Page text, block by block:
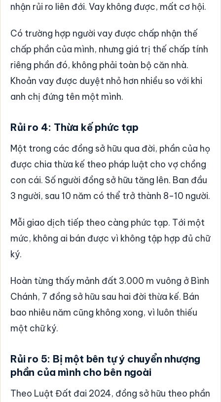
nhận rủi ro liên đới. Vay không được, mất cơ hội.
Có trường hợp người vay được chấp nhận thế
chấp phần của mình, nhưng giá trị thế chấp tính
riêng phần đó, không phải toàn bộ căn nhà.
Khoản vay được duyệt nhỏ hơn nhiều so với khi
anh chị đứng tên một mình.
Rủi ro 4: Thừa kế phức tạp
Một trong các đồng sở hữu qua đời, phần của họ
được chia thừa kế theo pháp luật cho vợ chồng
con cái. Số người đồng sở hữu tăng lên. Ban đầu
3 người, sau 10 năm có thể trở thành 8-10 người.
Mỗi giao dịch tiếp theo càng phức tạp. Tới một
mức, không ai bán được vì không tập hợp đủ chữ
ký.
Hoàn từng thấy mảnh đất 3.000 m vuông ở Bình
Chánh, 7 đồng sở hữu sau hai đời thừa kế. Bán
bao nhiêu năm cũng không xong, vì luôn thiếu
một chữ ký.
Rủi ro 5: Bị một bên tự ý chuyển nhượng
phần của mình cho bên ngoài
Theo Luật Đất đai 2024, đồng sở hữu theo phần